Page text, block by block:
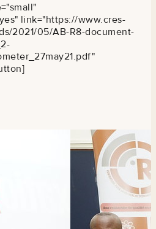
link="https://www.cres-
2021/05/AB-R8-document-